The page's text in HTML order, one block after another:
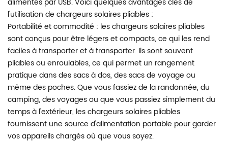
l'utilisation de chargeurs solaires pliables :
Portabilité et commodité : les chargeurs solaires pliables
sont conçus pour être légers et compacts, ce qui les rend
faciles à transporter et à transporter. Ils sont souvent
pliables ou enroulables, ce qui permet un rangement
pratique dans des sacs à dos, des sacs de voyage ou
même des poches. Que vous fassiez de la randonnée, du
camping, des voyages ou que vous passiez simplement du
temps à l'extérieur, les chargeurs solaires pliables
fournissent une source d'alimentation portable pour garder
vos appareils chargés où que vous soyez.